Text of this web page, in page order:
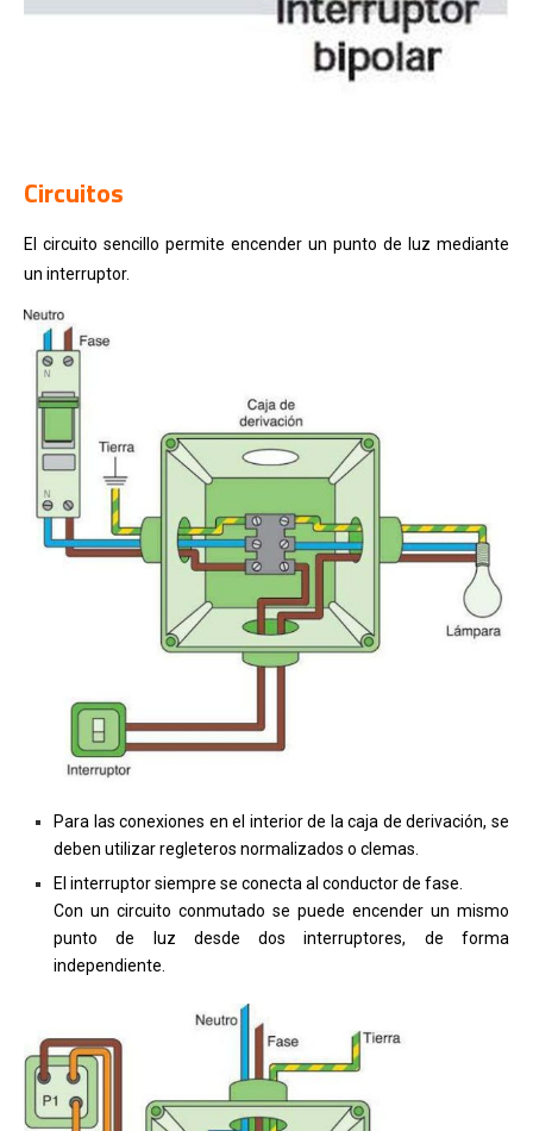
Circuitos
El circuito sencillo permite encender un punto de luz mediante
un interruptor.
Para las conexiones en el interior de la caja de derivación, se
deben utilizar regleteros normalizados o clemas.
El interruptor siempre se conecta al conductor de fase.
Con un circuito conmutado se puede encender un mismo
punto de luz desde dos interruptores, de forma
independiente.